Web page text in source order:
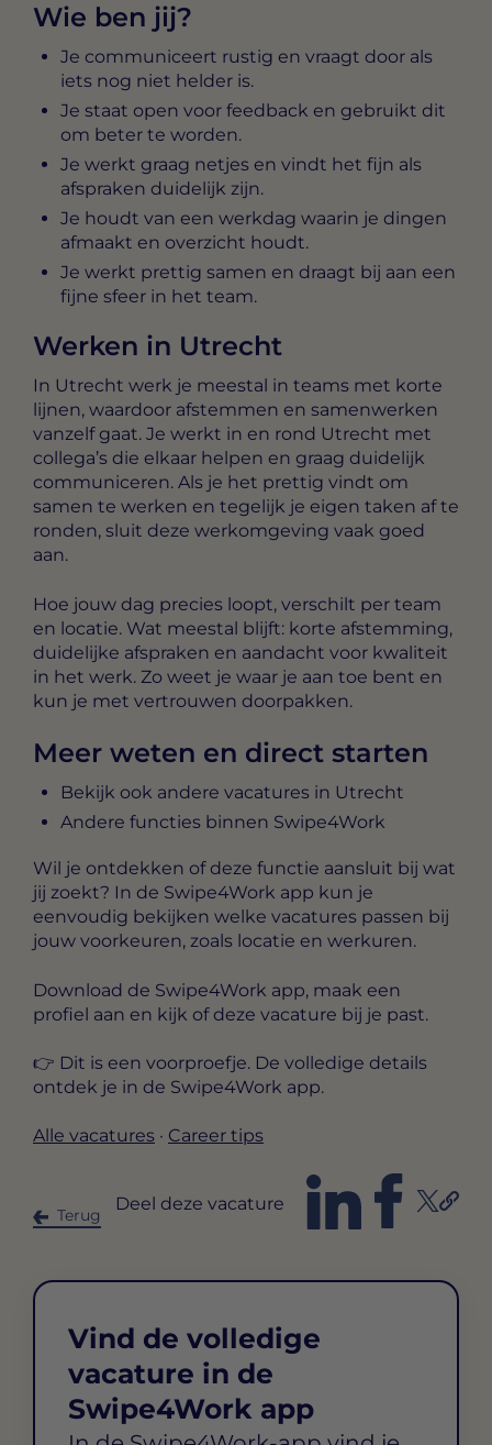
Wie ben jij?
Je communiceert rustig en vraagt door als
iets nog niet helder is.
Je staat open voor feedback en gebruikt dit
om beter te worden.
Je werkt graag netjes en vindt het fijn als
afspraken duidelijk zijn.
Je houdt van een werkdag waarin je dingen
afmaakt en overzicht houdt.
Je werkt prettig samen en draagt bij aan een
fijne sfeer in het team.
Werken in Utrecht
In Utrecht werk je meestal in teams met korte
lijnen, waardoor afstemmen en samenwerken
vanzelf gaat. Je werkt in en rond Utrecht met
collega’s die elkaar helpen en graag duidelijk
communiceren. Als je het prettig vindt om
samen te werken en tegelijk je eigen taken af te
ronden, sluit deze werkomgeving vaak goed
aan.
Hoe jouw dag precies loopt, verschilt per team
en locatie. Wat meestal blijft: korte afstemming,
duidelijke afspraken en aandacht voor kwaliteit
in het werk. Zo weet je waar je aan toe bent en
kun je met vertrouwen doorpakken.
Meer weten en direct starten
Bekijk ook andere vacatures in Utrecht
Andere functies binnen Swipe4Work
Wil je ontdekken of deze functie aansluit bij wat
jij zoekt? In de Swipe4Work app kun je
eenvoudig bekijken welke vacatures passen bij
jouw voorkeuren, zoals locatie en werkuren.
Download de Swipe4Work app, maak een
profiel aan en kijk of deze vacature bij je past.
👉 Dit is een voorproefje. De volledige details
ontdek je in de Swipe4Work app.
Alle vacatures · Career tips
Terug
Deel deze vacature
Vind de volledige
vacature in de
Swipe4Work app